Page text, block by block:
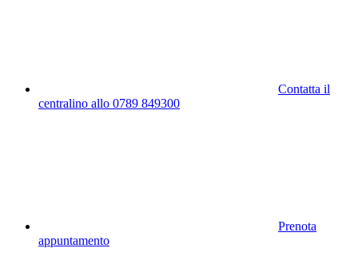
Contatta il
centralino allo 0789 849300
Prenota
appuntamento